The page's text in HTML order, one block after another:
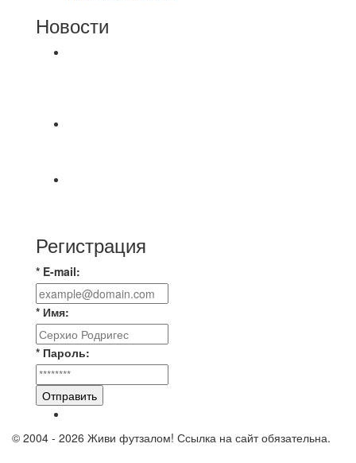
Новости
Регистрация
* E-mail:
* Имя:
* Пароль:
Отправить
© 2004 - 2026 Живи футзалом! Ссылка на сайт обязательна.